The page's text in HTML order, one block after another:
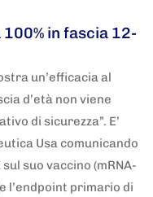
in fascia 12-
un’efficacia al
d’età non viene
di sicurezza”. E’
Usa comunicando
suo vaccino (mRNA-
l’endpoint primario di